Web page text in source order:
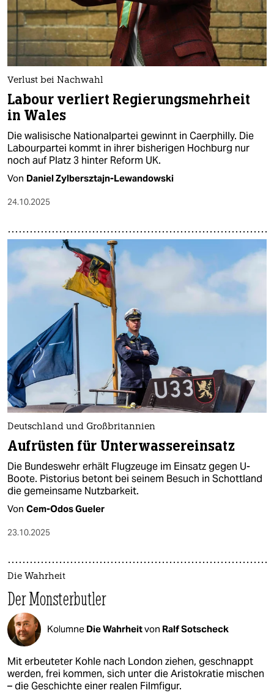
Verlust bei Nachwahl
Labour verliert Regierungsmehrheit
in Wales
Die walisische Nationalpartei gewinnt in Caerphilly. Die
Labourpartei kommt in ihrer bisherigen Hochburg nur
noch auf Platz 3 hinter Reform UK.
Von Daniel Zylbersztajn-Lewandowski
24.10.2025
Deutschland und Großbritannien
Aufrüsten für Unterwassereinsatz
Die Bundeswehr erhält Flugzeuge im Einsatz gegen U-
Boote. Pistorius betont bei seinem Besuch in Schottland
die gemeinsame Nutzbarkeit.
Von Cem-Odos Gueler
23.10.2025
Die Wahrheit
Der Monsterbutler
Kolumne Die Wahrheitvon Ralf Sotscheck
Mit erbeuteter Kohle nach London ziehen, geschnappt
werden, frei kommen, sich unter die Aristokratie mischen
– die Geschichte einer realen Filmfigur.